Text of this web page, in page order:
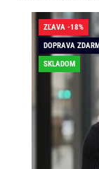
ZĽAVA -18%
DOPRAVA
SKLADOM